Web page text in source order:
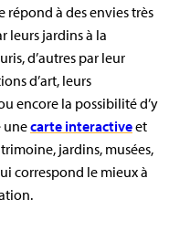
répond à des envies très
leurs jardins à la
d’autres par leur
d’art, leurs
encore la possibilité d’y
unecarte interactiveet
jardins, musées,
correspond le mieux à